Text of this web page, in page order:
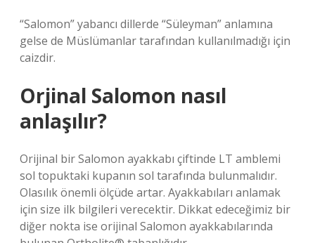
“Salomon” yabancı dillerde “Süleyman” anlamına
gelse de Müslümanlar tarafından kullanılmadığı için
caizdir.
Orjinal Salomon nasıl
anlaşılır?
Orijinal bir Salomon ayakkabı çiftinde LT amblemi
sol topuktaki kupanın sol tarafında bulunmalıdır.
Olasılık önemli ölçüde artar. Ayakkabıları anlamak
için size ilk bilgileri verecektir. Dikkat edeceğimiz bir
diğer nokta ise orijinal Salomon ayakkabılarında